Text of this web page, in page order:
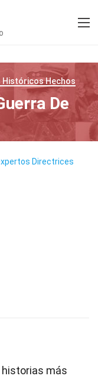
HistóricosHechos
De
Directrices
historias más